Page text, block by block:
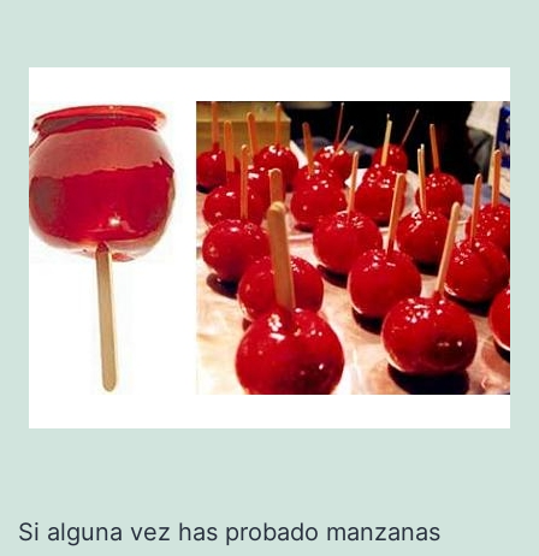
Si alguna vez has probado manzanas